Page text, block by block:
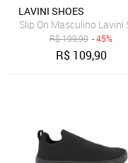
LAVINI SHOES
Slip On Masculino
R$199,90 - 45%
R$ 109,90